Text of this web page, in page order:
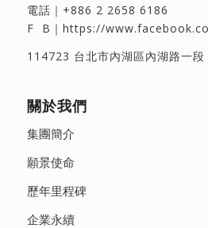
電話｜ +886 2 2658 6186
F B｜ https://
114723 台北市內湖區內湖路一
關於我們
集團簡介
願景使命
歷年里程碑
企業永續